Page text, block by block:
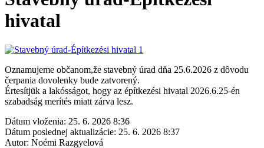
hivatal
Oznamujeme občanom,že stavebný úrad dňa 25.6.2026 z dôvodu
čerpania dovolenky bude zatvorený.
Értesítjük a lakósságot, hogy az építkezési hivatal 2026.6.25-én
szabadság merítés miatt zárva lesz.
Dátum vloženia: 25. 6. 2026 8:36
Dátum poslednej aktualizácie: 25. 6. 2026 8:37
Autor: Noémi Razgyelová